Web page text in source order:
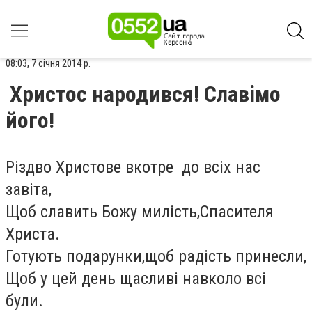
08:03, 7 січня 2014 р.
Христос народився! Славімо
його!
Різдво Христове вкотре до всіх нас
завіта,
Щоб славить Божу милість,Спасителя
Христа.
Готують подарунки,щоб радість принесли,
Щоб у цей день щасливі навколо всі
були.